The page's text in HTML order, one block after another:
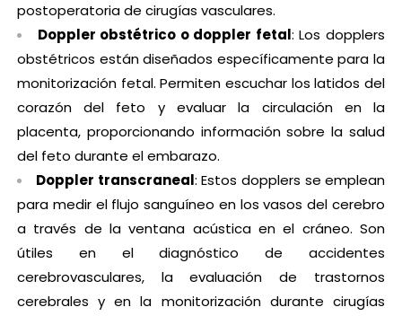
postoperatoria de cirugías vasculares.
Doppler obstétrico o doppler fetal: Los dopplers
obstétricos están diseñados específicamente para la
monitorización fetal. Permiten escuchar los latidos del
corazón del feto y evaluar la circulación en la
placenta, proporcionando información sobre la salud
del feto durante el embarazo.
Doppler transcraneal: Estos dopplers se emplean
para medir el flujo sanguíneo en los vasos del cerebro
a través de la ventana acústica en el cráneo. Son
útiles en el diagnóstico de accidentes
cerebrovasculares, la evaluación de trastornos
cerebrales y en la monitorización durante cirugías